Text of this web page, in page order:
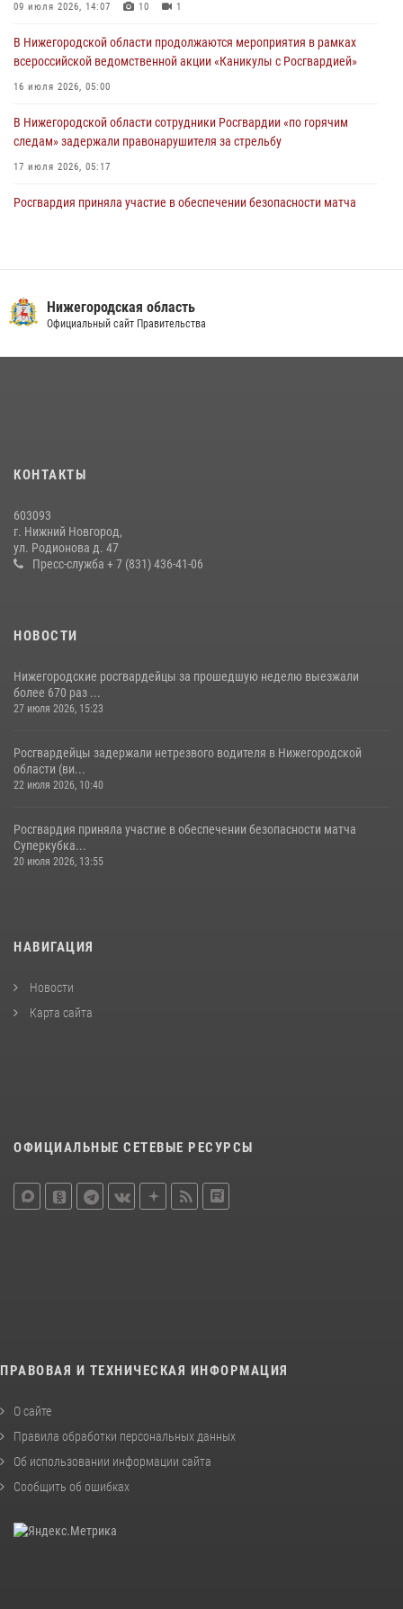
10 июля 2026, 09:38
09 июля 2026, 14:07 10 1
В Нижегородской области продолжаются мероприятия в рамках
всероссийской ведомственной акции «Каникулы с Росгвардией»
16 июля 2026, 05:00
В Нижегородской области сотрудники Росгвардии «по горячим
следам» задержали правонарушителя за стрельбу
17 июля 2026, 05:17
Росгвардия приняла участие в обеспечении безопасности матча
святого равноапостольного князя Владимира
28 июля 2026, 15:39 2
13 июля 2026, 06:45
более 600 раз по сигналу «тревога»
20 июля 2026, 12:26
Нижегородская область
Официальный сайт Правительства
КОНТАКТЫ
603093
г. Нижний Новгород,
ул. Родионова д. 47
Пресс-служба + 7 (831) 436-41-06
НОВОСТИ
Нижегородские росгвардейцы за прошедшую неделю выезжали
более 670 раз ...
27 июля 2026, 15:23
Росгвардейцы задержали нетрезвого водителя в Нижегородской
области (ви...
22 июля 2026, 10:40
Росгвардия приняла участие в обеспечении безопасности матча
Суперкубка...
20 июля 2026, 13:55
НАВИГАЦИЯ
Новости
Карта сайта
ОФИЦИАЛЬНЫЕ СЕТЕВЫЕ РЕСУРСЫ
ПРАВОВАЯ И ТЕХНИЧЕСКАЯ ИНФОРМАЦИЯ
О сайте
Правила обработки персональных данных
Об использовании информации сайта
Сообщить об ошибках